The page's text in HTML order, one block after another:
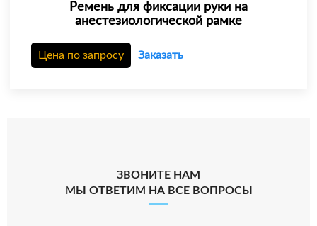
Ремень для фиксации руки на
анестезиологической рамке
Цена по запросу Заказать
ЗВОНИТЕ НАМ
МЫ ОТВЕТИМ НА ВСЕ ВОПРОСЫ